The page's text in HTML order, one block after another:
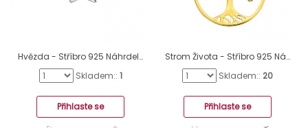
Hvězda - Stříbro 925 Náhrdelníky bez kamenů A4S17073
Skladem:: 1
Přihlaste se
Strom Života - Stříbro 925 Náhrdelníky bez kamenů A4S42167
Skladem:: 20
Přihlaste se